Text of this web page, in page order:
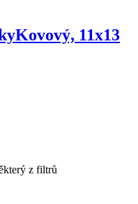
Kovový, 11x13
z filtrů